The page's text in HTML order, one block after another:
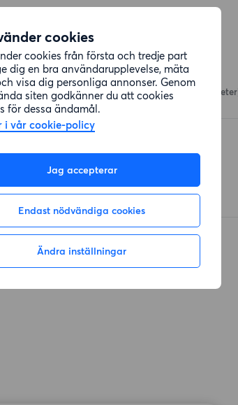
cookies
cookies från första och tredje part
dig en bra användarupplevelse, mäta
visa dig personliga annonser. Genom
siten godkänner du att cookies
för dessa ändamål.
i vår cookie-policy
Jag accepterar
Endast nödvändiga cookies
Ändra inställningar
Affärer
Coop Nian
Drottninggatan 9 (172
Nygatan(274 meter)